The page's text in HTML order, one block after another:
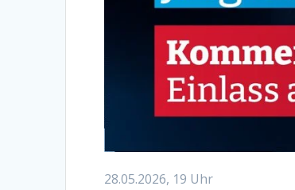
28.05.2026, 19 Uhr